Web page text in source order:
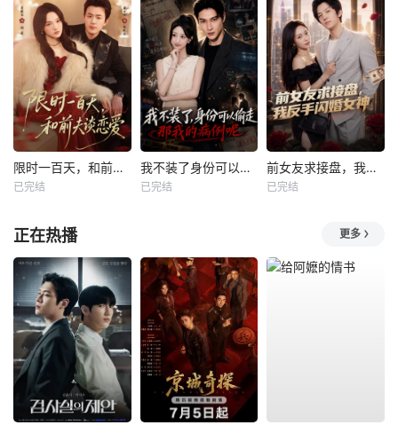
限时一百天，和前夫谈恋爱
已完结
我不装了身份可以偷走那我的病例呢
已完结
前女友求接盘，我反手闪婚女神
已完结
正在热播 更多